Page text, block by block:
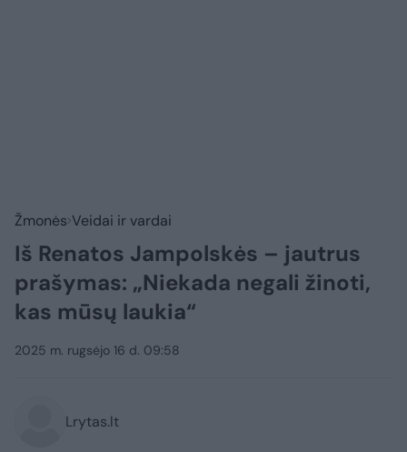
Žmonės Veidai ir vardai
Iš Renatos Jampolskės – jautrus
prašymas: „Niekada negali žinoti,
kas mūsų laukia“
2025 m. rugsėjo 16 d. 09:58
Lrytas.lt